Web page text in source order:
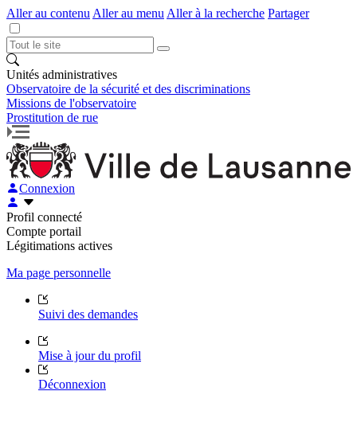
Aller au contenu Aller au menu Aller à la recherche Partager
Unités administratives
Observatoire de la sécurité et des discriminations
Missions de l'observatoire
Prostitution de rue
Connexion
Profil connecté
Compte portail
Légitimations actives
Ma page personnelle
Suivi des demandes
Mise à jour du profil
Déconnexion